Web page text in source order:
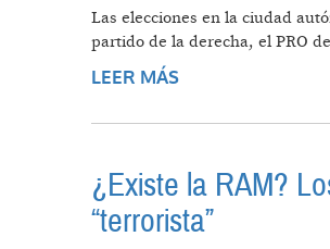
Las elecciones en la ciudad
partido de la derecha, el PRO
LEER MÁS
¿Existe la RAM?
“terrorista”